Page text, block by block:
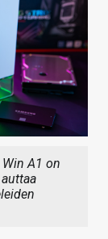
A1 on